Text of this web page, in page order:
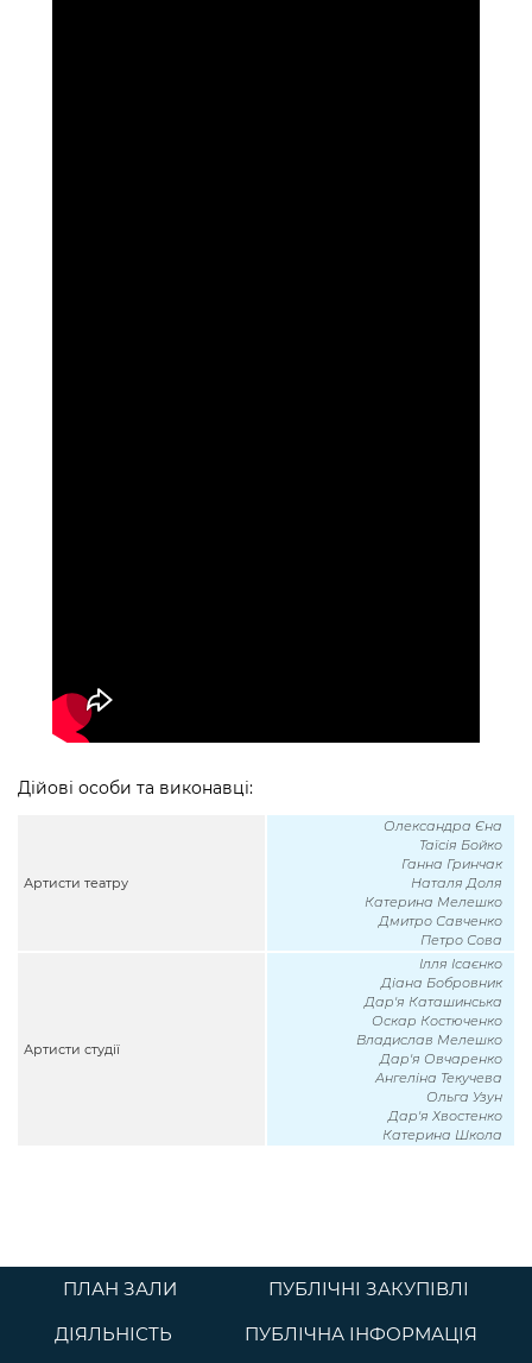
Дійові особи та виконавці:
Артисти театру
Олександра Єна
Таїсія Бойко
Ганна Гринчак
Наталя Доля
Катерина Мелешко
Дмитро Савченко
Петро Сова
Артисти студії
Ілля Ісаєнко
Діана Бобровник
Дар'я Каташинська
Оскар Костюченко
Владислав Мелешко
Дар'я Овчаренко
Ангеліна Текучева
Ольга Узун
Дар'я Хвостенко
Катерина Школа
ПЛАН ЗАЛИ
ПУБЛІЧНІ ЗАКУПІВЛІ
ДІЯЛЬНІСТЬ
ПУБЛІЧНА ІНФОРМАЦІЯ